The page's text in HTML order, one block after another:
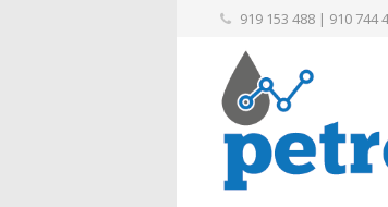
919 153 488 | 910 744